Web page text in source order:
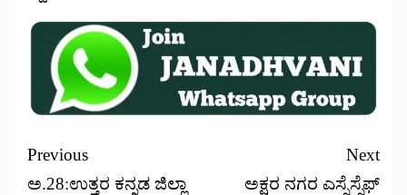
Previous
ಅ.28:ಉತ್ತರ ಕನ್ನಡ ಜಿಲ್ಲಾ
Next
ಅಕ್ಷರ ನಗರ ಎಸ್ಸೆಸ್ಸೆಫ್